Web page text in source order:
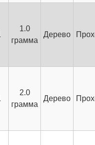
1.0
грамма
Дерево
2.0
грамма
Дерево